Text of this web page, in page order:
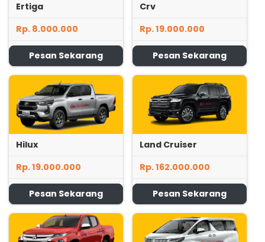
Ertiga
Rp. 8.000.000
Pesan Sekarang
Crv
Rp. 19.000.000
Pesan Sekarang
Hilux
Rp. 19.000.000
Pesan Sekarang
Land Cruiser
Rp. 162.000.000
Pesan Sekarang